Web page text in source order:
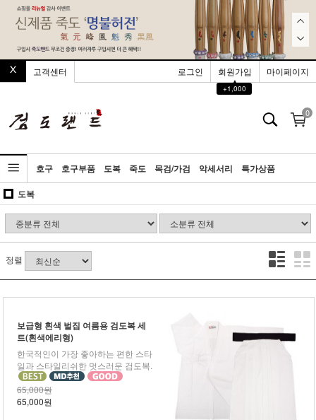
고객센터 로그인
회원가입
▲
+1,000
마이페이지
0
호구 호구부품 도복 죽도 목검/가검 악세서리
특가상품
도복
정렬
보급형 흰색 벌집 여름용 검도복 세
트(흰색에리형)
한국적인이 가장 좋아하는 편한 스타
일과 스타일리쉬한 멋스러운 검도복.
65,000원
65,000원